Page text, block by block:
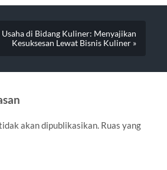
di Bidang Kuliner: Menyajikan
Kesuksesan Lewat Bisnis Kuliner »
akan dipublikasikan. Ruas yang